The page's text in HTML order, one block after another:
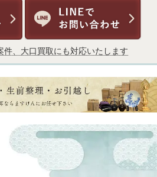
件、大口買取にも対応いたします